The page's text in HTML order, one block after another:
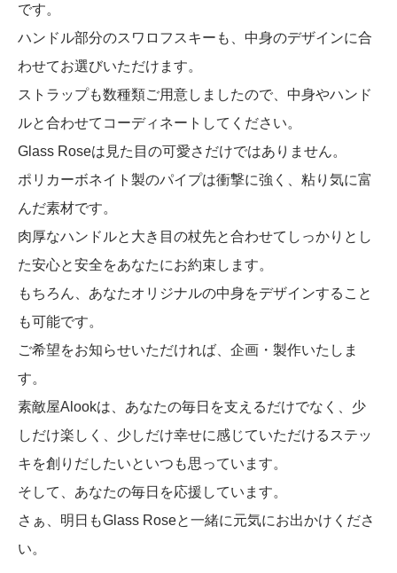
です。
ハンドル部分のスワロフスキーも、中身のデザインに合
わせてお選びいただけます。
ストラップも数種類ご用意しましたので、中身やハンド
ルと合わせてコーディネートしてください。
Glass Roseは見た目の可愛さだけではありません。
ポリカーボネイト製のパイプは衝撃に強く、粘り気に富
んだ素材です。
肉厚なハンドルと大き目の杖先と合わせてしっかりとし
た安心と安全をあなたにお約束します。
もちろん、あなたオリジナルの中身をデザインすること
も可能です。
ご希望をお知らせいただければ、企画・製作いたしま
す。
素敵屋Alookは、あなたの毎日を支えるだけでなく、少
しだけ楽しく、少しだけ幸せに感じていただけるステッ
キを創りだしたいといつも思っています。
そして、あなたの毎日を応援しています。
さぁ、明日もGlass Roseと一緒に元気にお出かけくださ
い。